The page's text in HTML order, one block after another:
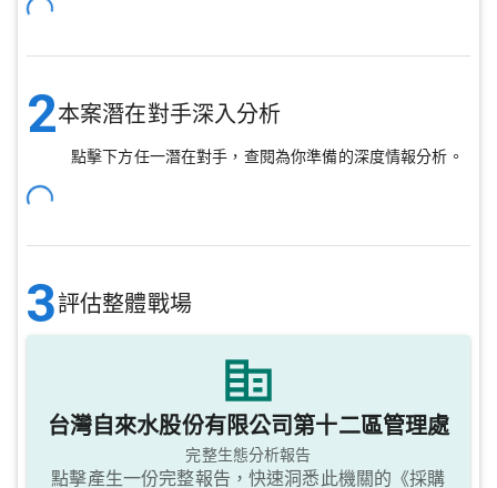
2本案潛在對手深入分析
點擊下方任一潛在對手，查閱為你準備的深度情報分析。
3評估整體戰場
台灣自來水股份有限公司第十二區管理處
完整生態分析報告
點擊產生一份完整報告，快速洞悉此機關的《採購